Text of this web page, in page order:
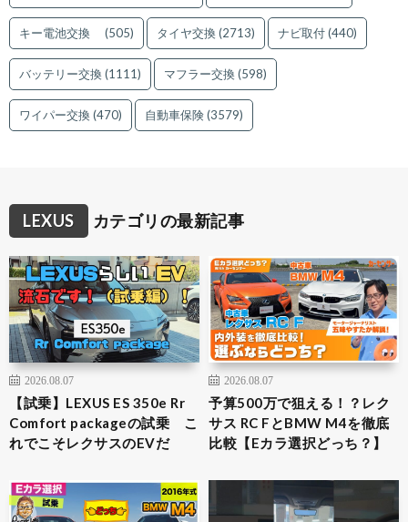
キー電池交換 (505) タイヤ交換(2713) ナビ取付(440)
バッテリー交換(1111) マフラー交換(598)
ワイパー交換(470) 自動車保険(3579)
LEXUS カテゴリの最新記事
2026.08.07
【試乗】LEXUS ES 350e Rr
Comfort packageの試乗 こ
れでこそレクサスのEVだ
2026.08.07
予算500万で狙える！？レク
サス RC FとBMW M4を徹底
比較【Eカラ選択どっち？】